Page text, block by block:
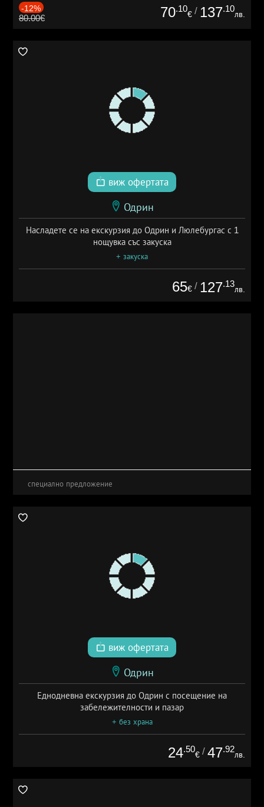
-12%
80.00€ 70.10
€ / 137.10
лв.
виж офертата
Одрин
Насладете се на екскурзия до Одрин и Люлебургас с 1
нощувка със закуска
+ закуска
65€ / 127.13
лв.
специално предложение
виж офертата
Одрин
Еднодневна екскурзия до Одрин с посещение на
забележителности и пазар
+ без храна
24.50
€ / 47.92
лв.